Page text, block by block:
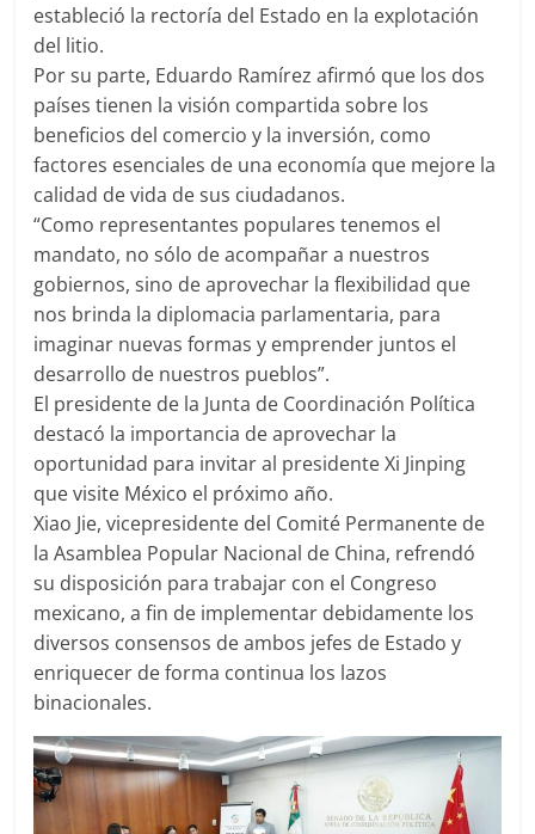
estableció la rectoría del Estado en la explotación
del litio.
Por su parte, Eduardo Ramírez afirmó que los dos
países tienen la visión compartida sobre los
beneficios del comercio y la inversión, como
factores esenciales de una economía que mejore la
calidad de vida de sus ciudadanos.
“Como representantes populares tenemos el
mandato, no sólo de acompañar a nuestros
gobiernos, sino de aprovechar la flexibilidad que
nos brinda la diplomacia parlamentaria, para
imaginar nuevas formas y emprender juntos el
desarrollo de nuestros pueblos”.
El presidente de la Junta de Coordinación Política
destacó la importancia de aprovechar la
oportunidad para invitar al presidente Xi Jinping
que visite México el próximo año.
Xiao Jie, vicepresidente del Comité Permanente de
la Asamblea Popular Nacional de China, refrendó
su disposición para trabajar con el Congreso
mexicano, a fin de implementar debidamente los
diversos consensos de ambos jefes de Estado y
enriquecer de forma continua los lazos
binacionales.